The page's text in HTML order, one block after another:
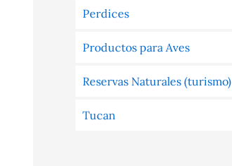
Perdices
Productos para Aves
Reservas Naturales (turismo)
Tucan